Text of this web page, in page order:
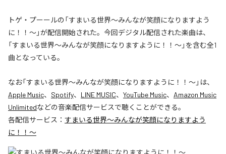
トゲ・プーールの「すまいる世界〜みんなが笑顔になりますよう
に！！〜」が配信開始された。今回デジタル配信された楽曲は、
「すまいる世界〜みんなが笑顔になりますように！！〜」を含む全1
曲となっている。
なお「すまいる世界〜みんなが笑顔になりますように！！〜」は、
Apple Music、 Spotify、 LINE MUSIC、 YouTube Music、 Amazon Music
Unlimitedなどの音楽配信サービスで聴くことができる。
各配信サービス： すまいる世界〜みんなが笑顔になりますよう
に！！〜